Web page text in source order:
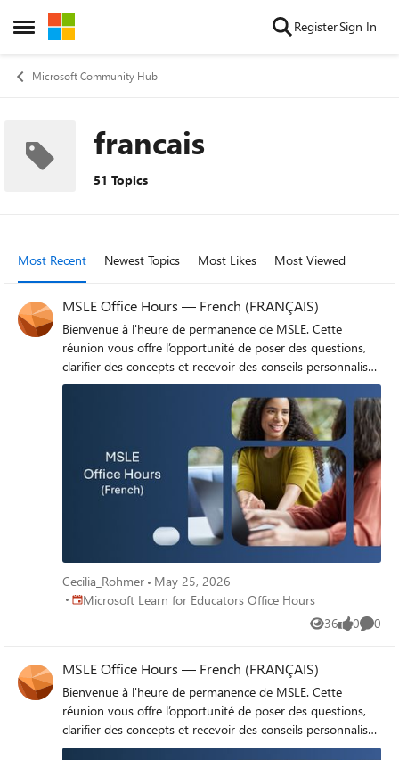
Open Side Menu
Skip to content RegisterSign In
Microsoft Community Hub
francais
51 Topics
Most Recent Newest Topics Most Likes Most Viewed
MSLE Office Hours — French (FRANÇAIS)
Bienvenue à l'heure de permanence de MSLE. Cette
réunion vous offre l’opportunité de poser des questions,
clarifier des concepts et recevoir des conseils personnalisés
sur des sujets tels que le programme MSLE, l’intégration
des cours de MSLE dans vos cours, l’exploration des
parcours de certification, et bien plus encore. Rejoignez
Cecilia_Rohmer
May 25, 2026
Place Microsoft Learn for Educators Office Hours
Microsoft Learn for Educators Office Hours
36
Views 0
likes 0
MSLE Office Hours — French (FRANÇAIS)
Bienvenue à l'heure de permanence de MSLE. Cette
réunion vous offre l’opportunité de poser des questions,
clarifier des concepts et recevoir des conseils personnalisés
sur des sujets tels que le programme MSLE, l’intégration